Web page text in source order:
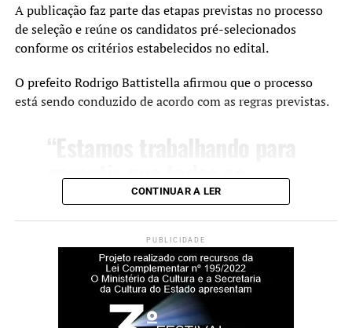
A secretária municipal de Desenvolvimento Social,
Solange Lewandoski Laubine, destacou que a nova sede
trabalho das equipes responsáveis pelo acolhimento.
estrutura adequada e um
ambiente que transmita
cuidado e segurança. Este
novo espaço amplia nossa
capacidade de atendimento
e garante mais qualidade
A publicação faz parte das etapas previstas no processo
de seleção e reúne os candidatos pré-selecionados
conforme os critérios estabelecidos no edital.
O prefeito Rodrigo Battistella afirmou que o processo
está sendo conduzido de acordo com as regras previstas.
garantir que todas as
etapas do programa sejam
realizadas com seriedade,
transparência e respeito
aos critérios definidos em
edital. Nosso compromisso
CONTINUAR A LER
PUBLICIDADE